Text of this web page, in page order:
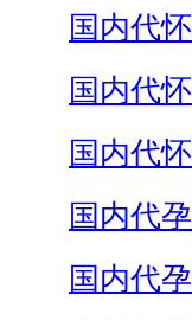
国内代
国内代
国内代
国内代
国内代